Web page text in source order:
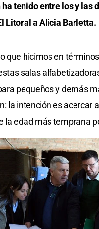
tenido entre los y las
Litoral a Alicia Barletta.
que hicimos en
salas
pequeños y demás
la intención es acercar
la edad más temprana